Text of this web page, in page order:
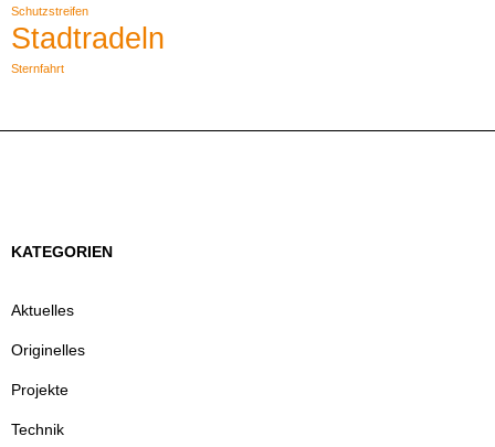
Schutzstreifen
Stadtradeln
Sternfahrt
KATEGORIEN
Aktuelles
Originelles
Projekte
Technik